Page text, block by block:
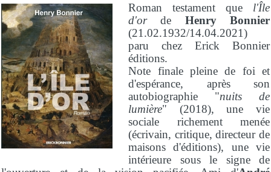
Roman testament que l'Île
d'orde Henry Bonnier
(21.02.1932/14.04.2021)
paru chez Erick Bonnier
éditions.
Note finale pleine de foi et
d'espérance, après son
autobiographie "nuits de
lumière" (2018), une vie
sociale richement menée
(écrivain, critique, directeur de
maisons d'éditions), une vie
intérieure sous le signe de